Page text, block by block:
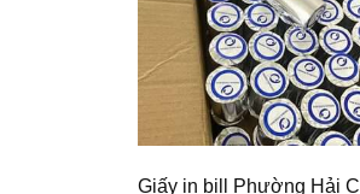
Giấy in bill Phường Hải